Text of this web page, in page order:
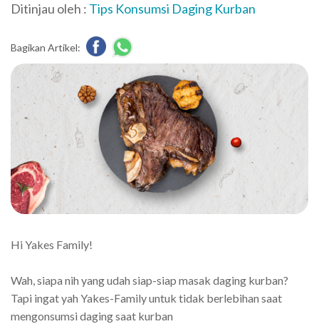
Ditinjau oleh : Tips Konsumsi Daging Kurban
Bagikan Artikel:
Hi Yakes Family!
Wah, siapa nih yang udah siap-siap masak daging kurban?
Tapi ingat yah Yakes-Family untuk tidak berlebihan saat
mengonsumsi daging saat kurban